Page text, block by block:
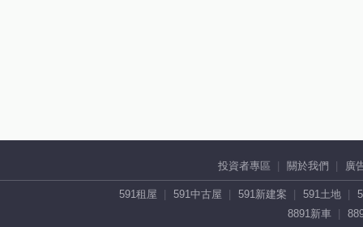
投資者專區 關於我們 廣
591租屋 591中古屋 591新建案 591土地
8891新車